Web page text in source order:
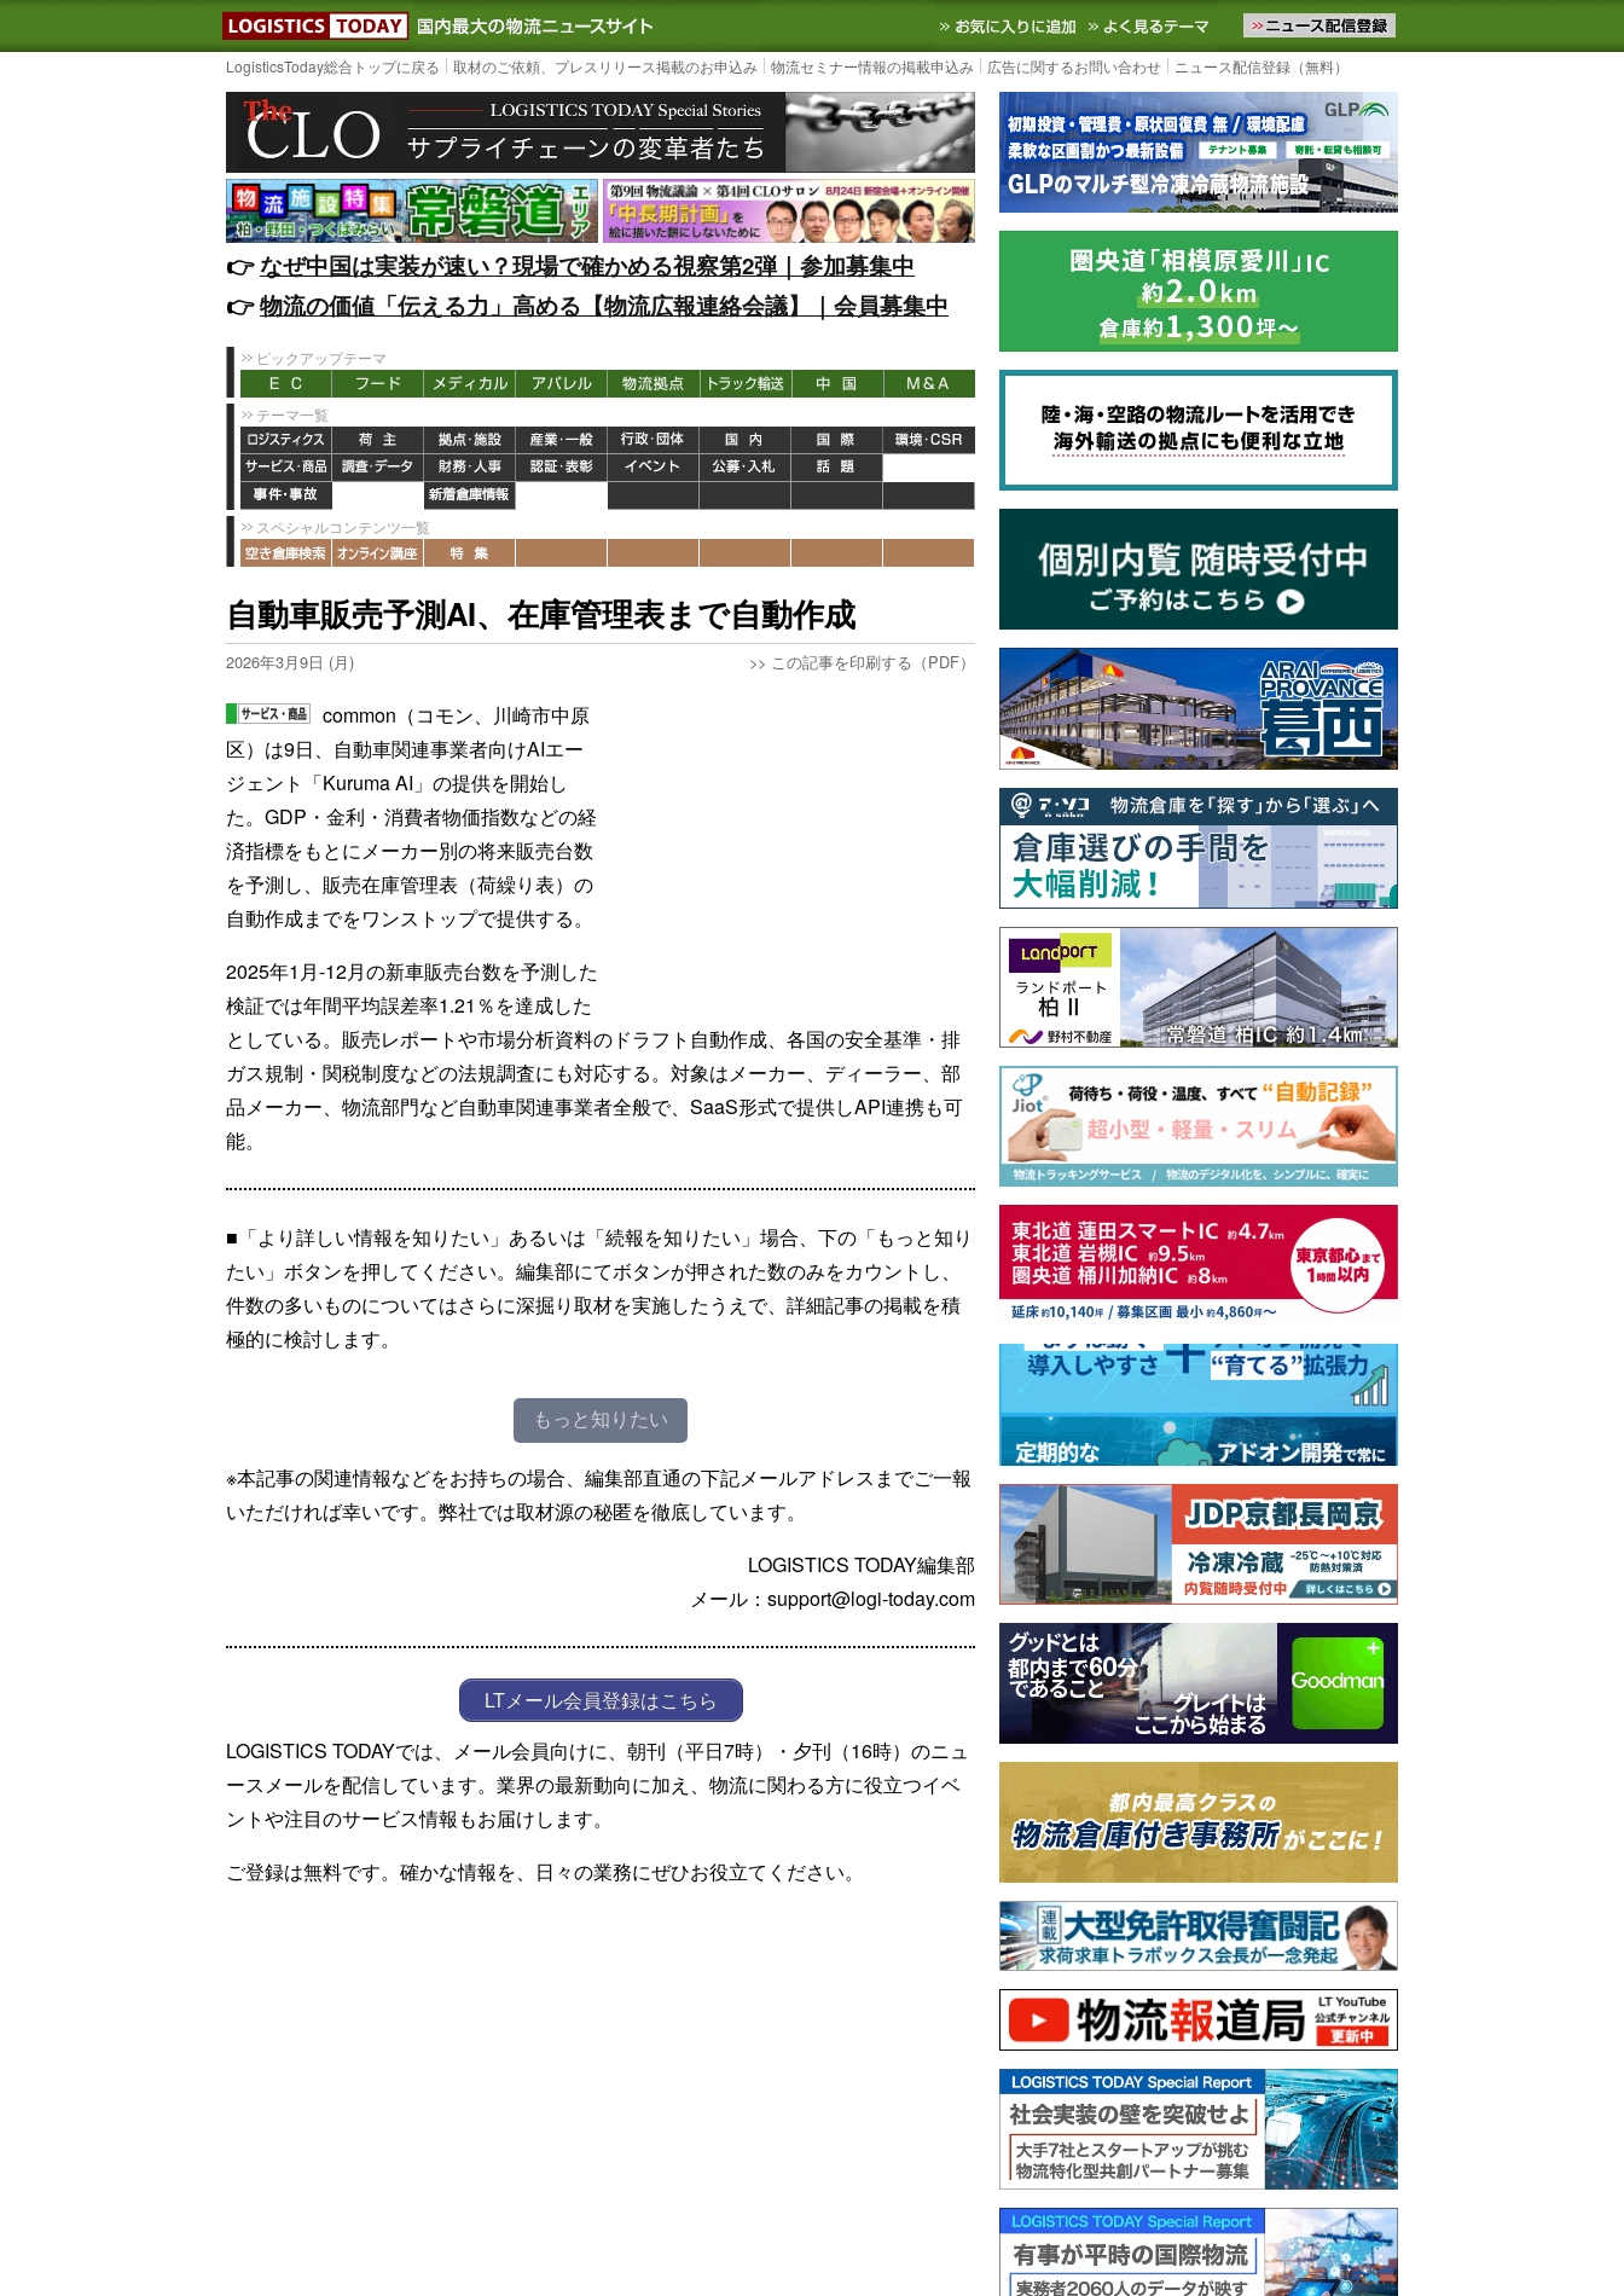
LOGISTICS TODAY｜国内最大の物流ニュースサイト3PL, SCMなど国内外の最新の物流ニュースをお届けします。物流ニュースメール配信を登録す
お気に入りに追加 よく見るテーマ
LogisticsToday総合トップに戻る 取材のご依頼、プレスリリース掲載のお申込み 物流セミナー情報の掲載申込み 広告に関するお問い合わせ ニュース配信登録（無料）
👉️なぜ中国は実装が速い？現場で確かめる視察第2弾｜参加募集中
👉️物流の価値「伝える力」高める【物流広報連絡会議】｜会員募集中
ピックアップテーマ
テーマ一覧
スペシャルコンテンツ一覧
自動車販売予測AI、在庫管理表まで自動作成
2026年3月9日 (月) >> この記事を印刷する（PDF）
common（コモン、川崎市中原
区）は9日、自動車関連事業者向けAIエー
ジェント「Kuruma AI」の提供を開始し
た。GDP・金利・消費者物価指数などの経
済指標をもとにメーカー別の将来販売台数
を予測し、販売在庫管理表（荷繰り表）の
自動作成までをワンストップで提供する。
2025年1月-12月の新車販売台数を予測した
検証では年間平均誤差率1.21％を達成した
としている。販売レポートや市場分析資料のドラフト自動作成、各国の安全基準・排
ガス規制・関税制度などの法規調査にも対応する。対象はメーカー、ディーラー、部
品メーカー、物流部門など自動車関連事業者全般で、SaaS形式で提供しAPI連携も可
能。
■「より詳しい情報を知りたい」あるいは「続報を知りたい」場合、下の「もっと知り
たい」ボタンを押してください。編集部にてボタンが押された数のみをカウントし、
件数の多いものについてはさらに深掘り取材を実施したうえで、詳細記事の掲載を積
極的に検討します。
もっと知りたい
※本記事の関連情報などをお持ちの場合、編集部直通の下記メールアドレスまでご一報
いただければ幸いです。弊社では取材源の秘匿を徹底しています。
LOGISTICS TODAY編集部
メール：support@logi-today.com
LTメール会員登録はこちら
LOGISTICS TODAYでは、メール会員向けに、朝刊（平日7時）・夕刊（16時）のニュ
ースメールを配信しています。業界の最新動向に加え、物流に関わる方に役立つイベ
ントや注目のサービス情報もお届けします。
ご登録は無料です。確かな情報を、日々の業務にぜひお役立てください。